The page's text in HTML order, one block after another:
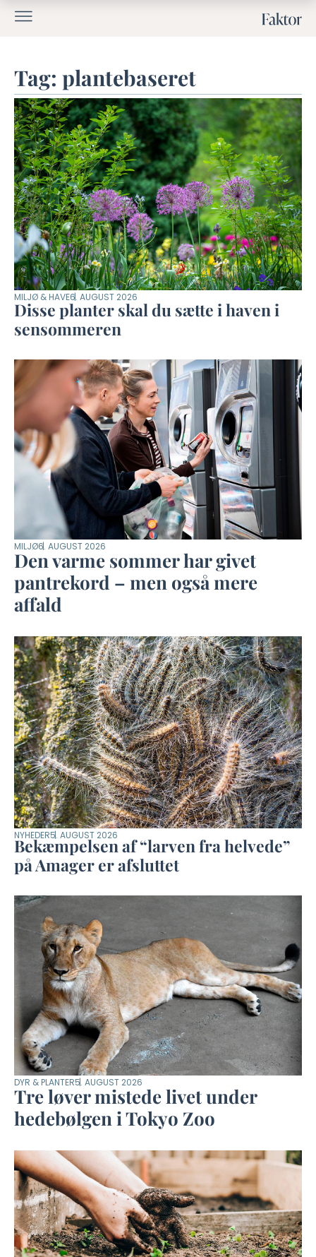
Tag: plantebaseret
MILJØ & HAVE6. AUGUST 2026
Disse planter skal du sætte i haven i
sensommeren
MILJØ6. AUGUST 2026
Den varme sommer har givet
pantrekord – men også mere
affald
NYHEDER5. AUGUST 2026
Bekæmpelsen af “larven fra helvede”
på Amager er afsluttet
DYR & PLANTER5. AUGUST 2026
Tre løver mistede livet under
hedebølgen i Tokyo Zoo